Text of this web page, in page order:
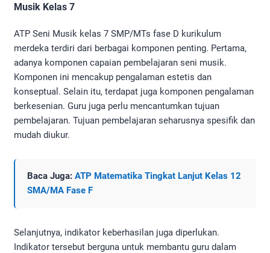
Musik Kelas 7
ATP Seni Musik kelas 7 SMP/MTs fase D kurikulum
merdeka terdiri dari berbagai komponen penting. Pertama,
adanya komponen capaian pembelajaran seni musik.
Komponen ini mencakup pengalaman estetis dan
konseptual. Selain itu, terdapat juga komponen pengalaman
berkesenian. Guru juga perlu mencantumkan tujuan
pembelajaran. Tujuan pembelajaran seharusnya spesifik dan
mudah diukur.
Baca Juga: ATP Matematika Tingkat Lanjut Kelas 12
SMA/MA Fase F
Selanjutnya, indikator keberhasilan juga diperlukan.
Indikator tersebut berguna untuk membantu guru dalam